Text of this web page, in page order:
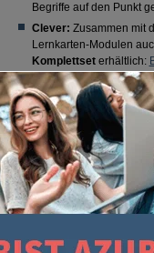
Begriffe auf den Punkt
Clever: Zusammen mit
Lernkarten-Modulen
Komplettset erhältlich:
Lieber mit dem
Zu den digitalen Lernkarten
(Best.-Nr. CA2423).